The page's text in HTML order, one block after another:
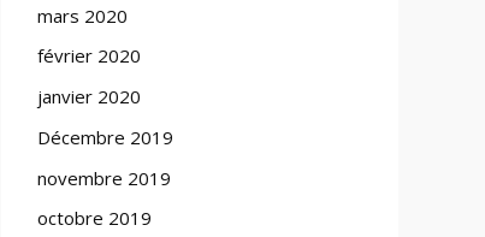
mars 2020
février 2020
janvier 2020
Décembre 2019
novembre 2019
octobre 2019